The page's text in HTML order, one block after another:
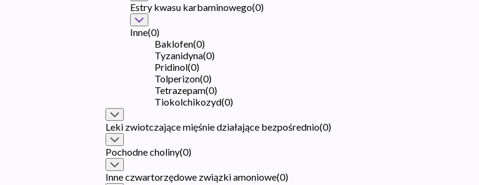
Estry kwasu karbaminowego(0)
Inne(0)
Baklofen(0)
Tyzanidyna(0)
Pridinol(0)
Tolperizon(0)
Tetrazepam(0)
Tiokolchikozyd(0)
Leki zwiotczające mięśnie działające bezpośrednio(0)
Pochodne choliny(0)
Inne czwartorzędowe związki amoniowe(0)